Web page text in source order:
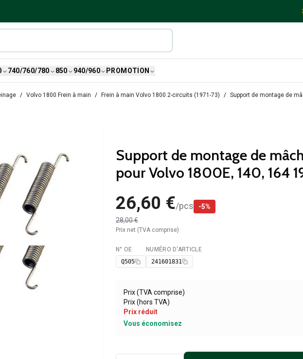
740/760/780 850 940/960 PROMOTION
Volvo 1800 Frein à main Frein à main Volvo 1800 2-circuits (1971-73) Support de montage de
Support de montage de
pour Volvo 1800E, 140, 164
26,60 €/pcs -5%
28,00 €
Prix net (TVA comprise)
Disponible
N° OE
Q505
NUMÉRO D'ARTICLE
241601831
Prix (TVA comprise)
Prix (hors TVA)
Prix réduit
Vous économisez